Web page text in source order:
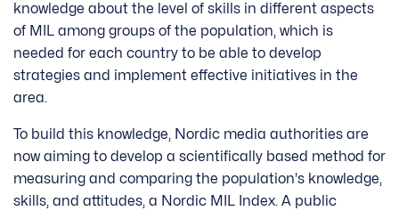
knowledge about the level of skills in different aspects
of MIL among groups of the population, which is
needed for each country to be able to develop
strategies and implement effective initiatives in the
area.
To build this knowledge, Nordic media authorities are
now aiming to develop a scientifically based method for
measuring and comparing the population's knowledge,
skills, and attitudes, a Nordic MIL Index. A public